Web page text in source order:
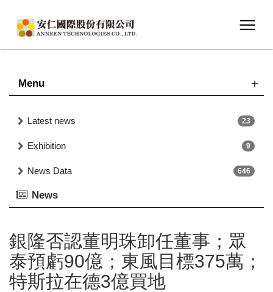
Menu
Latest news 23
Exhibition 9
News Data 646
News
銀隆否認董明珠卸任董事；眾
泰預虧90億；東風目標375萬；
特斯拉在德3億買地